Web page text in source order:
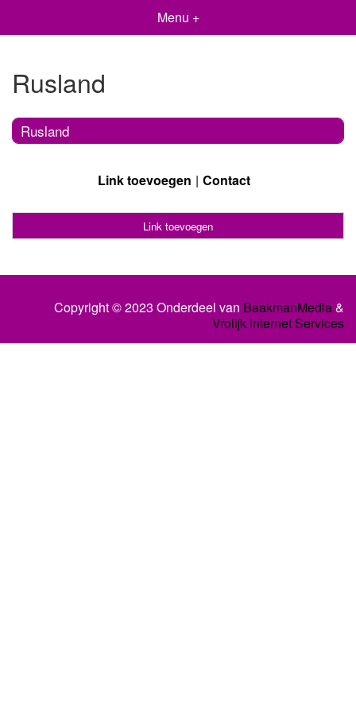
Menu +
Rusland
Rusland
Link toevoegen Contact
Link toevoegen
Copyright © 2023 Onderdeel van BaakmanMedia&
Vrolijk Internet Services